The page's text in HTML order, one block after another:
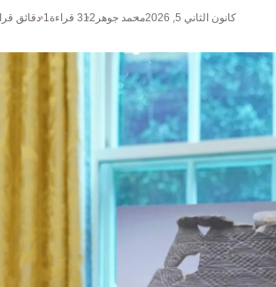
كانون الثاني 5, 2026 محمد جوهر 312 قراءة1 دقائق قراءة